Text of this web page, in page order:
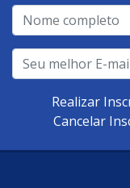
qualidade no
realização de
infraestrutura,
produtividade.
Kennedy.Realizar
Cancelar